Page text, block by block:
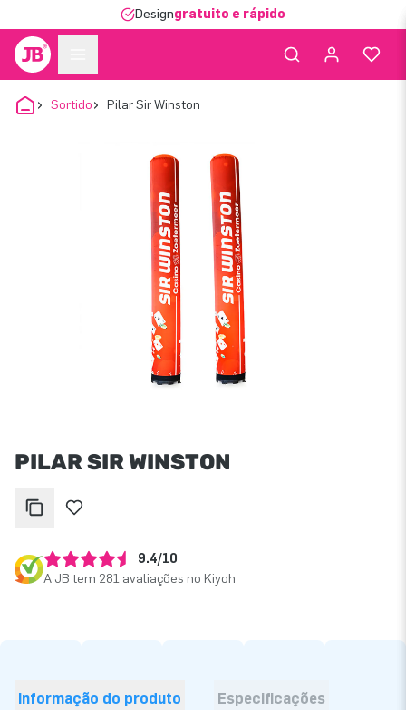
Designgratuito e rápido
Sortido Pilar Sir Winston
PILAR SIR WINSTON
9.4/10
A JB tem 281 avaliações no Kiyoh
Informação do produto Especificações